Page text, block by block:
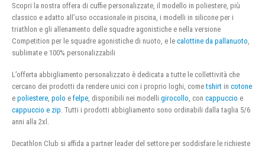
Scopri la nostra offera di cuffie personalizzate, il modello in poliestere, più
classico e adatto all’uso occasionale in piscina, i modelli in silicone per i
triathlon e gli allenamento delle squadre agonistiche e nella versione
Competition per le squadre agonistiche di nuoto, e le calottine da pallanuoto
sublimate e 100% personalizzabili
L’offerta abbigliamento personalizzato è dedicata a tutte le collettività che
cercano dei prodotti da rendere unici con i proprio loghi, cometshirt in cotone
e poliestere polo e felpe , disponibili nei modelli girocollo , con cappuccio e
cappuccio e zip . Tutti i prodotti abbigliamento sono ordinabili dalla taglia 5/6
anni alla 2xl.
Decathlon Club si affida a partner leader del settore per soddisfare le richieste